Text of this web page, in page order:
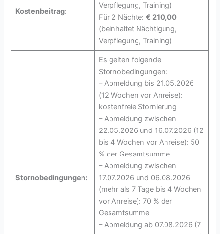
Kostenbeitrag:
Verpflegung, Training)
Für 2 Nächte: € 210,00
(beinhaltet Nächtigung,
Verpflegung, Training)
Stornobedingungen:
Es gelten folgende
Stornobedingungen:
– Abmeldung bis 21.05.2026
(12 Wochen vor Anreise):
kostenfreie Stornierung
– Abmeldung zwischen
22.05.2026 und 16.07.2026 (12
bis 4 Wochen vor Anreise): 50
% der Gesamtsumme
– Abmeldung zwischen
17.07.2026 und 06.08.2026
(mehr als 7 Tage bis 4 Wochen
vor Anreise): 70 % der
Gesamtsumme
– Abmeldung ab 07.08.2026 (7